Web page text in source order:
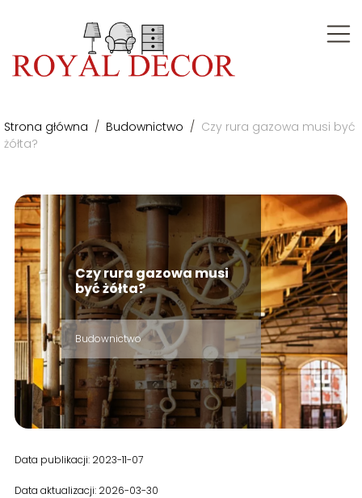
Strona główna / Budownictwo / Czy rura gazowa musi być
żółta?
Czy rura gazowa musi
być żółta?
Budownictwo
Data publikacji: 2023-11-07
Data aktualizacji: 2026-03-30